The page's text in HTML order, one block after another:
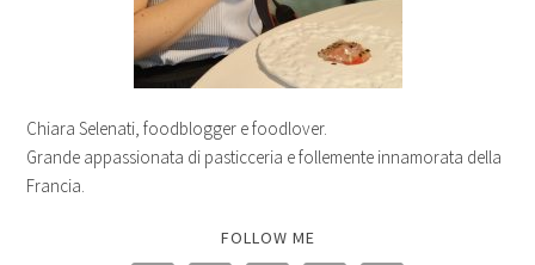
Chiara Selenati, foodblogger e foodlover.
Grande appassionata di pasticceria e follemente innamorata della
Francia.
FOLLOW ME